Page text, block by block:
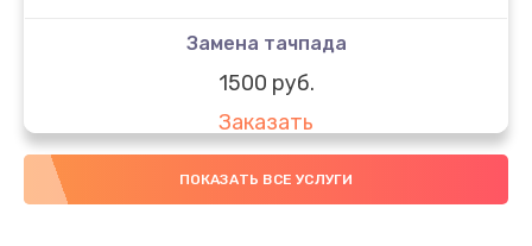
Замена тачпада
1500 руб.
Заказать
Замена южного моста
ПОКАЗАТЬ ВСЕ УСЛУГИ